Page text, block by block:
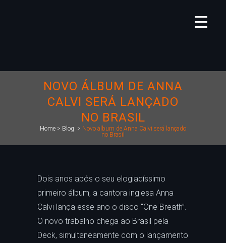
NOVO ÁLBUM DE ANNA
CALVI SERÁ LANÇADO
NO BRASIL
Home > Blog > Novo álbum de Anna Calvi será lançado
no Brasil
Dois anos após o seu elogiadíssimo
primeiro álbum, a cantora inglesa Anna
Calvi lança esse ano o disco “One Breath”.
O novo trabalho chega ao Brasil pela
Deck, simultaneamente com o lançamento